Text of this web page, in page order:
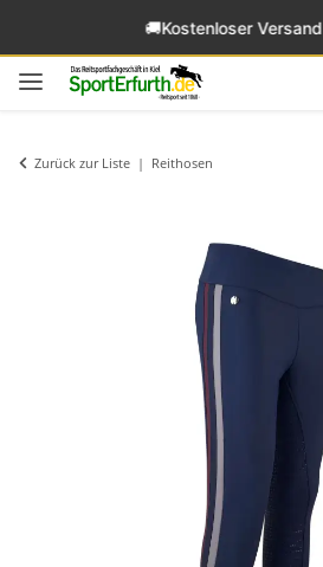
🚚Kostenloser
Zurück zur Liste Reithosen